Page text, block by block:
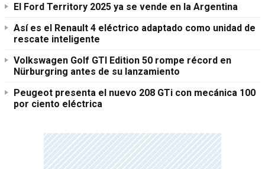
El Ford Territory 2025 ya se vende en la Argentina
Así es el Renault 4 eléctrico adaptado como unidad de
rescate inteligente
Volkswagen Golf GTI Edition 50 rompe récord en
Nürburgring antes de su lanzamiento
Peugeot presenta el nuevo 208 GTi con mecánica 100
por ciento eléctrica